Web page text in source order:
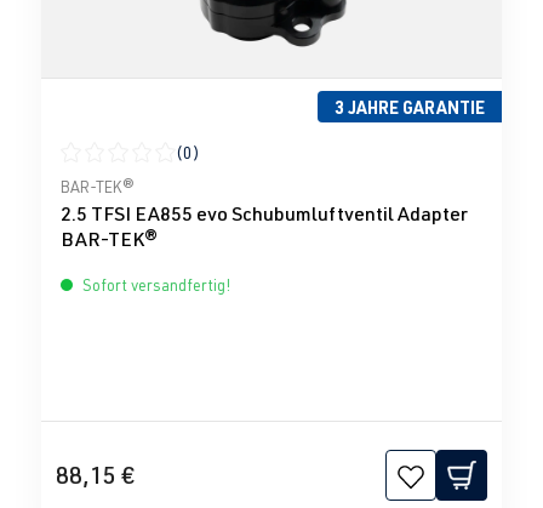
3 JAHRE GARANTIE
Durchschnittliche Bewertung von 0 von 5 Sternen
(0)
BAR-TEK®
2.5 TFSI EA855 evo Schubumluftventil Adapter
BAR-TEK®
Sofort versandfertig!
88,15 €